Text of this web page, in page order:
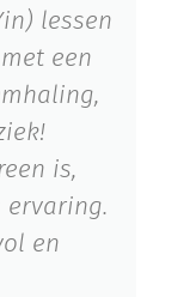
lessen
een
is,
en